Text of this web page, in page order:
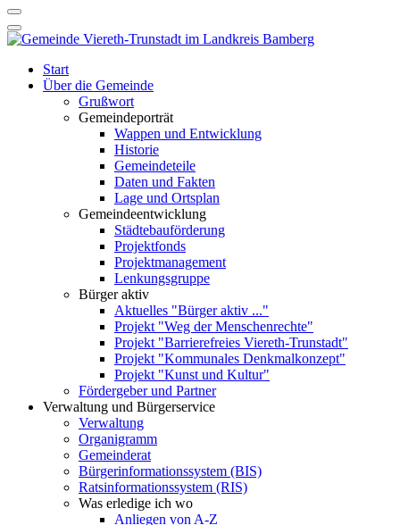
Start
Über die Gemeinde
Grußwort
Gemeindeporträt
Wappen und Entwicklung
Historie
Gemeindeteile
Daten und Fakten
Lage und Ortsplan
Gemeindeentwicklung
Städtebauförderung
Projektfonds
Projektmanagement
Lenkungsgruppe
Bürger aktiv
Aktuelles "Bürger aktiv ..."
Projekt "Weg der Menschenrechte"
Projekt "Barrierefreies Viereth-Trunstadt"
Projekt "Kommunales Denkmalkonzept"
Projekt "Kunst und Kultur"
Fördergeber und Partner
Verwaltung und Bürgerservice
Verwaltung
Organigramm
Gemeinderat
Bürgerinformationssystem (BIS)
Ratsinformationssystem (RIS)
Was erledige ich wo
Anliegen von A-Z